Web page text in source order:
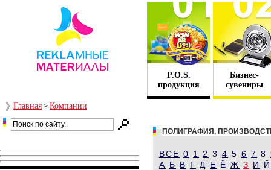
P.O.S.
продукция
Бизнес-
сувениры
Главная > Компании
ПОЛИГРАФИЯ,
ВСЕ 0 1 2 3 4 5 6 7 8
А Б В Г Д Е Ё Ж З И